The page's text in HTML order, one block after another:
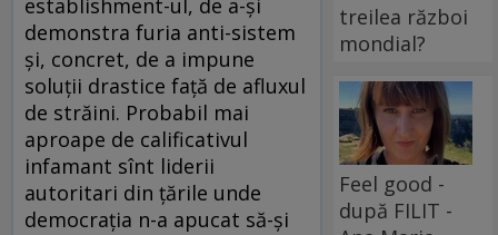
establishment-ul, de a-şi
demonstra furia anti-sistem
şi, concret, de a impune
soluţii drastice faţă de afluxul
de străini. Probabil mai
aproape de calificativul
infamant sînt liderii
autoritari din ţările unde
democraţia n-a apucat să-şi
treilea război
mondial?
Feel good -
după FILIT -